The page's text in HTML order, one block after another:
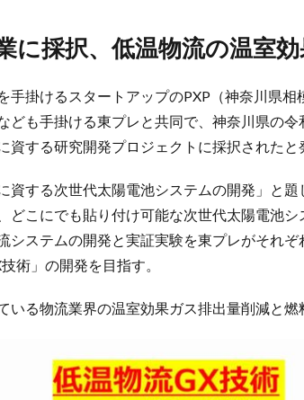
業に採択、低温物流の温室
手掛けるスタートアップのPXP（神奈川県
ども手掛ける東プレと共同で、神奈川県の
資する研究開発プロジェクトに採択されたと
資する次世代太陽電池システムの開発」と
どこにでも貼り付け可能な次世代太陽電池
システムの開発と実証実験を東プレがそれ
術」の開発を目指す。
いる物流業界の温室効果ガス排出量削減と燃